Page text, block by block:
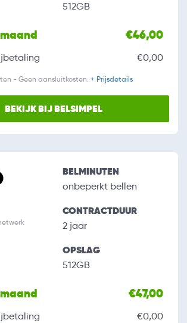
512GB
€46,00
€0,00
- Geen aansluitkosten. + Prijsdetails
BEKIJK BIJ BELSIMPEL
BELMINUTEN
onbeperkt bellen
CONTRACTDUUR
2 jaar
OPSLAG
512GB
€47,00
€0,00